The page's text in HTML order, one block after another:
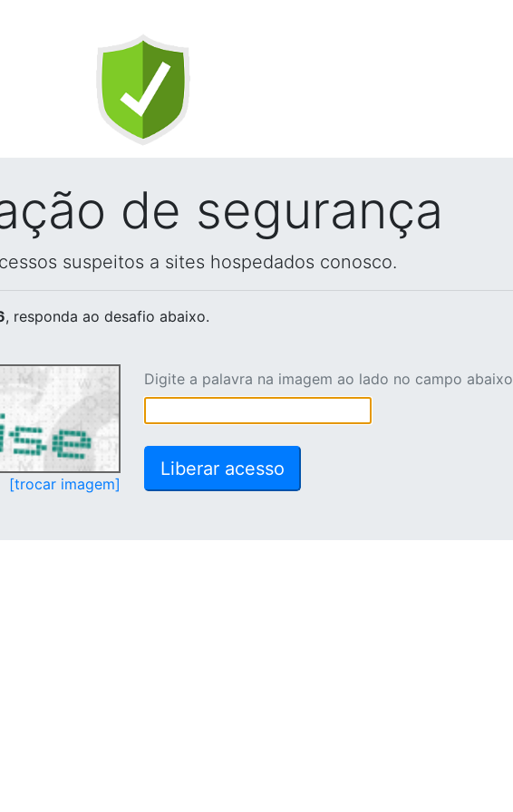
de segurança
suspeitos a sites hospedados conosco.
, responda ao desafio abaixo.
[trocar imagem]
Digite a palavra na imagem ao lado no campo abaixo